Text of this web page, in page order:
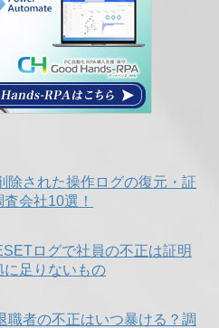
除された操作ログの復元・証
会社10選！
ログで社員の不正は証明
に足りないもの
職者の不正はいつ暴ける？調